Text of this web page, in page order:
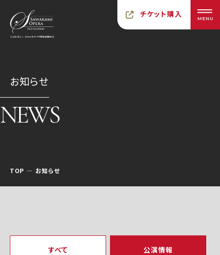
チケット購入 MENU
お知らせ
NEWS
TOP お知らせ
すべて 公演情報